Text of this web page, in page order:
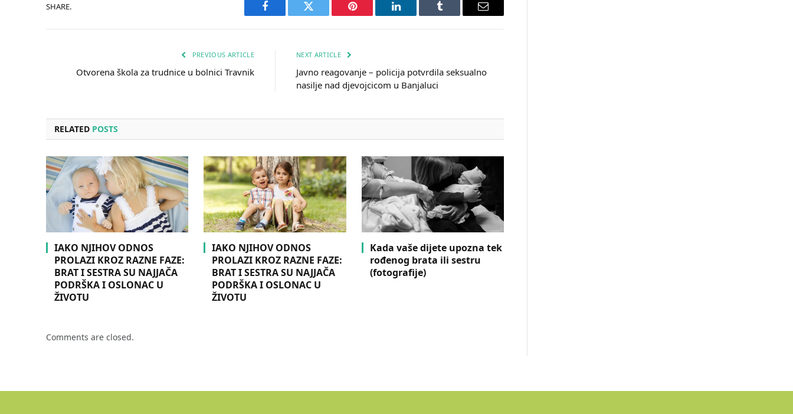
SHARE.
Facebook Twitter Pinterest LinkedIn Tumblr Email
PREVIOUS ARTICLE
Otvorena škola za trudnice u bolnici Travnik
NEXT ARTICLE
Javno reagovanje – policija potvrdila seksualno
nasilje nad djevojcico​m u Banjaluci
RELATED POSTS
IAKO NJIHOV ODNOS
PROLAZI KROZ RAZNE FAZE:
BRAT I SESTRA SU NAJJAČA
PODRŠKA I OSLONAC U
ŽIVOTU
IAKO NJIHOV ODNOS
PROLAZI KROZ RAZNE FAZE:
BRAT I SESTRA SU NAJJAČA
PODRŠKA I OSLONAC U
ŽIVOTU
Kada vaše dijete upozna tek
rođenog brata ili sestru
(fotografije)
Comments are closed.